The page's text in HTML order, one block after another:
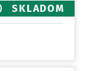
SKLADOM